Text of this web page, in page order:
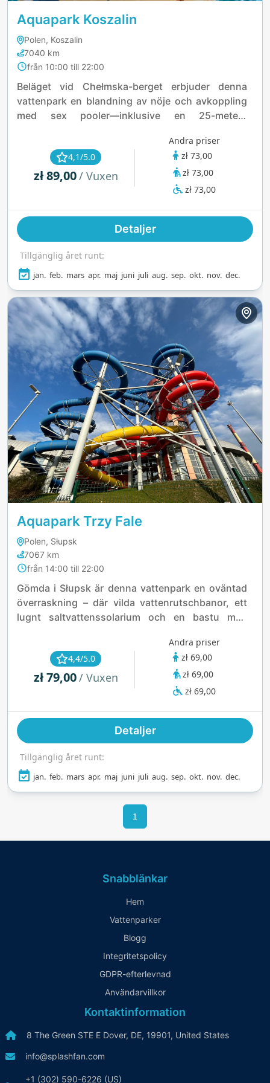
Aquapark Koszalin
Polen, Koszalin
7040 km
från 10:00 till 22:00
Beläget vid Chełmska-berget erbjuder denna
vattenpark en blandning av nöje och avkoppling
med sex pooler—inklusive en 25-meters
spännande rutschkanor som den 176 meter långa
Anaconda. Med kristallklart vatten, ett spa, ett
fitnesscenter och ett mysigt medelhavscafé är
det en perfekt plats för familjekul och välmående.
4,1/5.0
zł 89,00/ Vuxen
Andra priser
zł 73,00
zł 73,00
zł 73,00
Detaljer
Tillgänglig året runt:
jan. feb. mars apr. maj juni juli aug. sep. okt. nov. dec.
Aquapark Trzy Fale
Polen, Słupsk
7067 km
från 14:00 till 22:00
Gömda i Słupsk är denna vattenpark en oväntad
överraskning – där vilda vattenrutschbanor, ett
lugnt saltvattenssolarium och en bastu med
oväntat fridfull tillflyktsort. Tänk familjekul möter
spadag, allt under ett vågformat tak.
4,4/5.0
zł 79,00/ Vuxen
Andra priser
zł 69,00
zł 69,00
zł 69,00
Detaljer
Tillgänglig året runt:
jan. feb. mars apr. maj juni juli aug. sep. okt. nov. dec.
1
Snabblänkar
Hem
Vattenparker
Blogg
Integritetspolicy
GDPR-efterlevnad
Användarvillkor
Kontaktinformation
8 The Green STE E Dover, DE, 19901, United States
info@splashfan.com
+1 (302) 590-6226 (US)